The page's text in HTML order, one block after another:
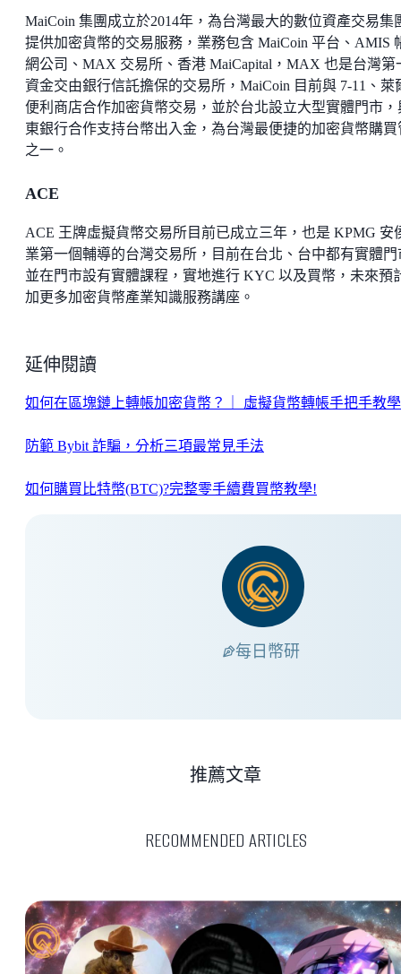
MaiCoin 集團成立於2014年，為台灣最大的數位資產交易集
提供加密貨幣的交易服務，業務包含 MaiCoin 平台、AMIS
網公司、MAX 交易所、香港 MaiCapital，MAX 也是台灣第
資金交由銀行信託擔保的交易所，MaiCoin 目前與 7-11、萊
便利商店合作加密貨幣交易，並於台北設立大型實體門市，
東銀行合作支持台幣出入金，為台灣最便捷的加密貨幣購買
之一。
ACE
ACE 王牌虛擬貨幣交易所目前已成立三年，也是 KPMG 安
業第一個輔導的台灣交易所，目前在台北、台中都有實體門
並在門市設有實體課程，實地進行 KYC 以及買幣，未來預
加更多加密貨幣產業知識服務講座。
延伸閱讀
如何在區塊鏈上轉帳加密貨幣？｜ 虛擬貨幣轉帳手把手教學
防範 Bybit 詐騙，分析三項最常見手法
如何購買比特幣(BTC)?完整零手續費買幣教學!
每日幣研
RECOMMENDED ARTICLES
推薦文章